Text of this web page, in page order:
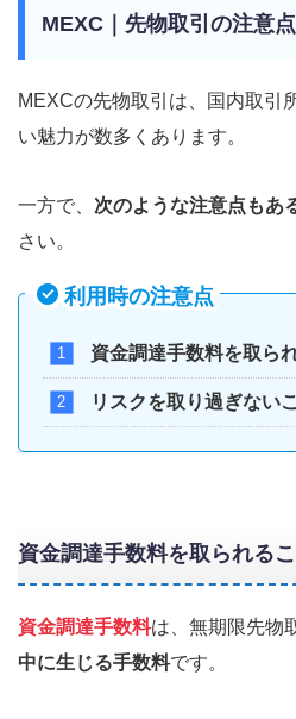
MEXC｜先物取引の注意点
MEXCの先物取引は、国内取引
い魅力が数多くあります。
一方で、 次のような注意点もあ
さい。
利用時の注意点
資金調達手数料を取ら
リスクを取り過ぎない
資金調達手数料を取られる
資金調達手数料は、無期限先物
中に生じる手数料です。